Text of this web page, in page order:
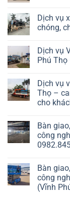
Dịch vụ
chóng,
Dịch vụ
Phú Thọ
Dịch vụ
Thọ –
cho
Bàn
công
Bàn
công
(Vĩnh